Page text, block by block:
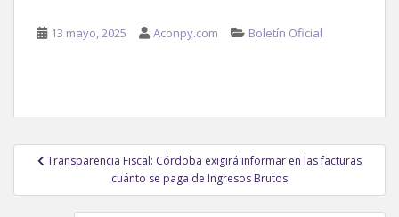
13 mayo, 2025 Aconpy.com Boletín Oficial
Navegación
entradas
Transparencia Fiscal: Córdoba exigirá informar en las facturas
cuánto se paga de Ingresos Brutos